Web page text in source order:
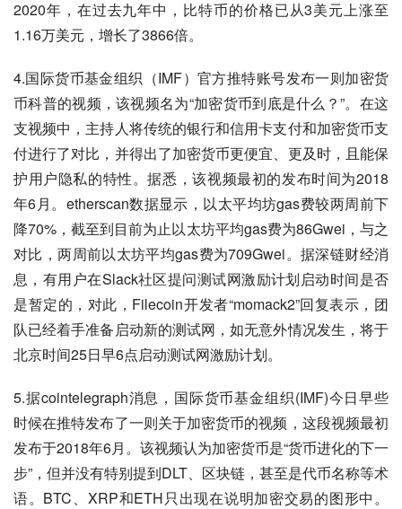
2020年，在过去九年中，比特币的价格已从3美元上涨至
1.16万美元，增长了3866倍。
4.国际货币基金组织（IMF）官方推特账号发布一则加密货
币科普的视频，该视频名为“加密货币到底是什么？”。在这
支视频中，主持人将传统的银行和信用卡支付和加密货币支
付进行了对比，并得出了加密货币更便宜、更及时，且能保
护用户隐私的特性。据悉，该视频最初的发布时间为2018
年6月。etherscan数据显示，以太平均坊gas费较两周前下
降70%，截至到目前为止以太坊平均gas费为86Gwei，与之
对比，两周前以太坊平均gas费为709Gwei。据深链财经消
息，有用户在Slack社区提问测试网激励计划启动时间是否
是暂定的，对此，Filecoin开发者“momack2”回复表示，团
队已经着手准备启动新的测试网，如无意外情况发生，将于
北京时间25日早6点启动测试网激励计划。
5.据cointelegraph消息，国际货币基金组织(IMF)今日早些
时候在推特发布了一则关于加密货币的视频，这段视频最初
发布于2018年6月。该视频认为加密货币是“货币进化的下一
步”，但并没有特别提到DLT、区块链，甚至是代币名称等术
语。BTC、XRP和ETH只出现在说明加密交易的图形中。